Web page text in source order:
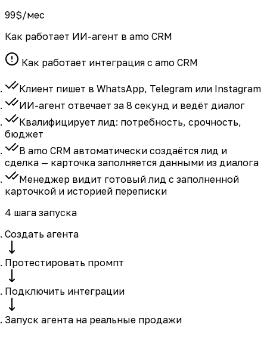
99$/мес
Как работает ИИ-агент в amo CRM
Как работает интеграция с amo CRM
Клиент пишет в WhatsApp, Telegram или Instagram
ИИ-агент отвечает за 8 секунд и ведёт диалог
Квалифицирует лид: потребность, срочность,
бюджет
В amo CRM автоматически создаётся лид и
сделка — карточка заполняется данными из диалога
Менеджер видит готовый лид с заполненной
карточкой и историей переписки
4 шага запуска
Создать агента
Протестировать промпт
Подключить интеграции
Запуск агента на реальные продажи